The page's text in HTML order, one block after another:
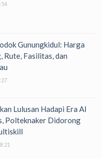
Gunungkidul: Harga
Rute, Fasilitas, dan
Lulusan Hadapi Era AI
Polteknaker Didorong